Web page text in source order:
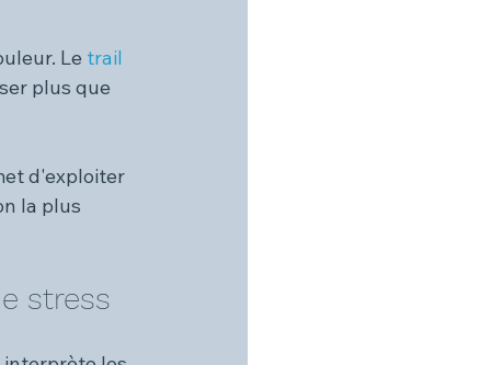
Le trail
plus que
d'exploiter
la plus
stress